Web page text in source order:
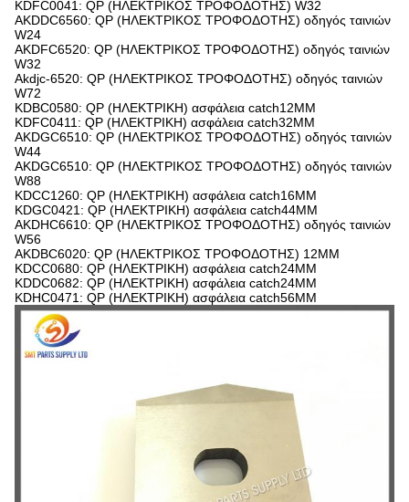
KDFC0041: QP (ΗΛΕΚΤΡΙΚΟΣ ΤΡΟΦΟΔΟΤΗΣ) W32
AKDDC6560: QP (ΗΛΕΚΤΡΙΚΟΣ ΤΡΟΦΟΔΟΤΗΣ) οδηγός ταινιών
W24
AKDFC6520: QP (ΗΛΕΚΤΡΙΚΟΣ ΤΡΟΦΟΔΟΤΗΣ) οδηγός ταινιών
W32
Akdjc-6520: QP (ΗΛΕΚΤΡΙΚΟΣ ΤΡΟΦΟΔΟΤΗΣ) οδηγός ταινιών
W72
KDBC0580: QP (ΗΛΕΚΤΡΙΚΗ) ασφάλεια catch12MM
KDFC0411: QP (ΗΛΕΚΤΡΙΚΗ) ασφάλεια catch32MM
AKDGC6510: QP (ΗΛΕΚΤΡΙΚΟΣ ΤΡΟΦΟΔΟΤΗΣ) οδηγός ταινιών
W44
AKDGC6510: QP (ΗΛΕΚΤΡΙΚΟΣ ΤΡΟΦΟΔΟΤΗΣ) οδηγός ταινιών
W88
KDCC1260: QP (ΗΛΕΚΤΡΙΚΗ) ασφάλεια catch16MM
KDGC0421: QP (ΗΛΕΚΤΡΙΚΗ) ασφάλεια catch44MM
AKDHC6610: QP (ΗΛΕΚΤΡΙΚΟΣ ΤΡΟΦΟΔΟΤΗΣ) οδηγός ταινιών
W56
AKDBC6020: QP (ΗΛΕΚΤΡΙΚΟΣ ΤΡΟΦΟΔΟΤΗΣ) 12MM
KDCC0680: QP (ΗΛΕΚΤΡΙΚΗ) ασφάλεια catch24MM
KDDC0682: QP (ΗΛΕΚΤΡΙΚΗ) ασφάλεια catch24MM
KDHC0471: QP (ΗΛΕΚΤΡΙΚΗ) ασφάλεια catch56MM